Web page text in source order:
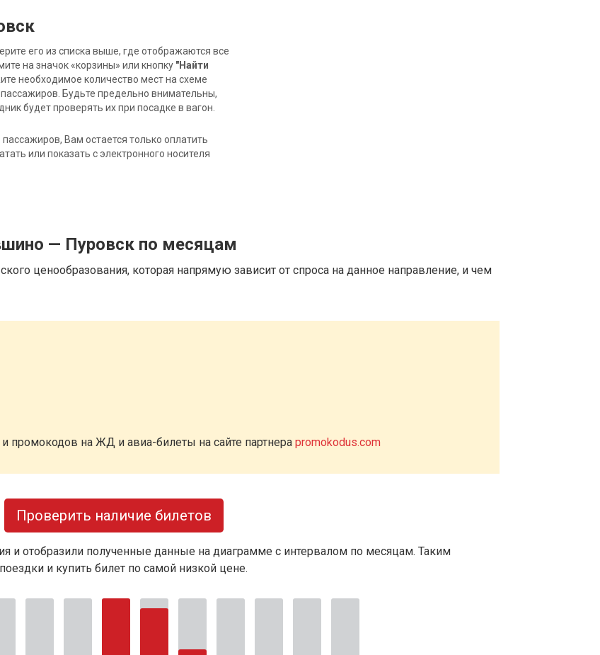
его из списка выше, где отображаются все
на значок «корзины» или кнопку "Найти
необходимое количество мест на схеме
Будьте предельно внимательны,
будет проверять их при посадке в вагон.
Вам остается только оплатить
или показать с электронного носителя
— Пуровск по месяцам
ценообразования, которая напрямую зависит от спроса на данное направление, и чем
промокодов на ЖД и авиа-билеты на сайте партнера promokodus.com
Проверить наличие билетов
и отобразили полученные данные на диаграмме с интервалом по месяцам. Таким
и купить билет по самой низкой цене.